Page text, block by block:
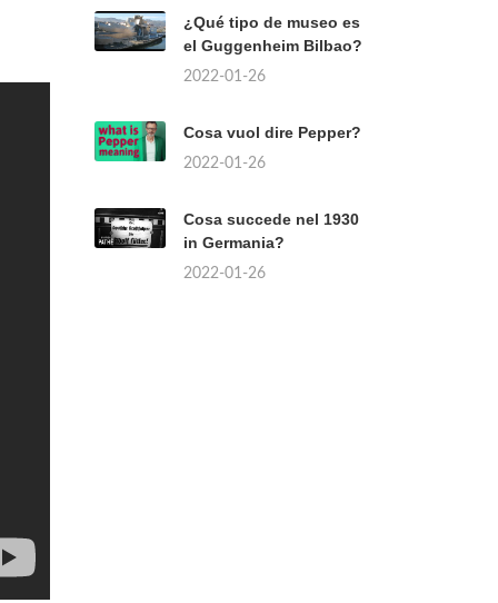
¿Qué tipo de museo es
el Guggenheim Bilbao?
2022-01-26
Cosa vuol dire Pepper?
2022-01-26
Cosa succede nel 1930
in Germania?
2022-01-26